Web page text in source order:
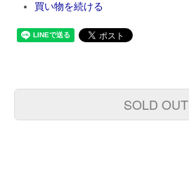
買い物を続ける
SOLD OUT